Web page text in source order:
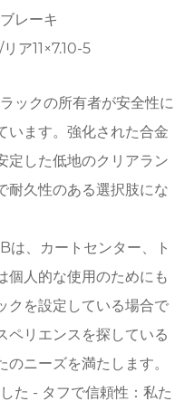
レーキ
ア11×7.10-5
ックの所有者が安全性に
います。強化された合金
定した低地のクリアラン
耐久性のある選択肢にな
は、カートセンター、ト
個人的な使用のためにも
クを設定している場合で
ペリエンスを探している
ニーズを満たします。
た - タフで信頼性：私た